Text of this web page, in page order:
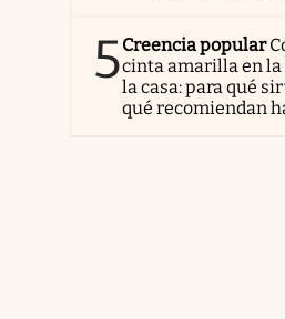
5Creencia popular
cinta amarilla en la
la casa: para qué
qué recomiendan